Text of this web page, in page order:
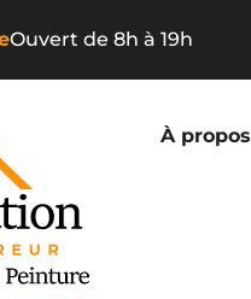
Ouvert de 8h à 19h
À propos